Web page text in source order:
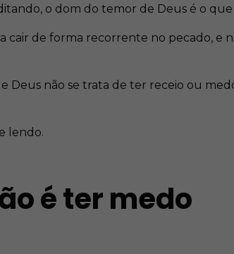
o dom do temor de Deus é o
cair de forma recorrente no pecado, e
não se trata de ter receio ou
lendo.
é ter medo